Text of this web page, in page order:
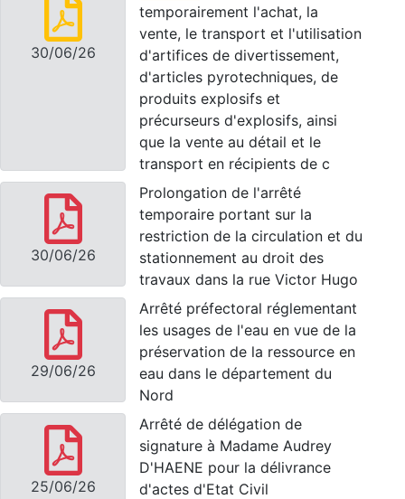
30/06/26
temporairement l'achat, la
vente, le transport et l'utilisation
d'artifices de divertissement,
d'articles pyrotechniques, de
produits explosifs et
précurseurs d'explosifs, ainsi
que la vente au détail et le
transport en récipients de c
30/06/26
Prolongation de l'arrêté
temporaire portant sur la
restriction de la circulation et du
stationnement au droit des
travaux dans la rue Victor Hugo
29/06/26
Arrêté préfectoral réglementant
les usages de l'eau en vue de la
préservation de la ressource en
eau dans le département du
Nord
25/06/26
Arrêté de délégation de
signature à Madame Audrey
D'HAENE pour la délivrance
d'actes d'Etat Civil